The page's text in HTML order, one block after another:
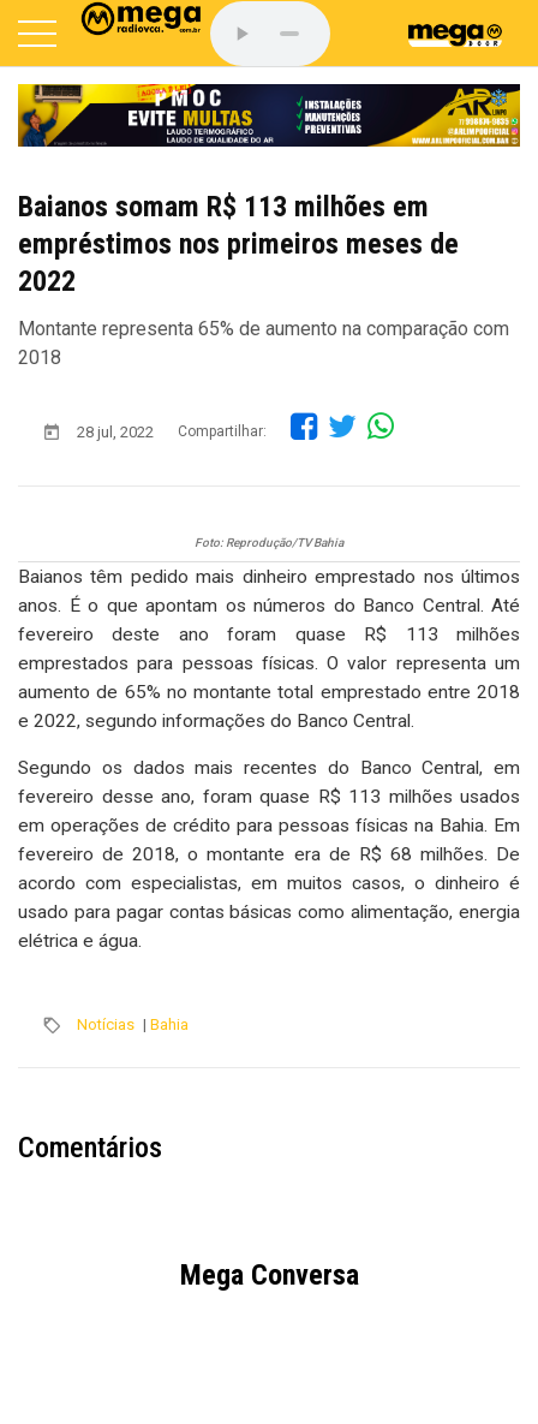
Baianos somam R$ 113 milhões em
empréstimos nos primeiros meses de
2022
Montante representa 65% de aumento na comparação com
2018
28 jul, 2022 Compartilhar:
Foto: Reprodução/TV Bahia
Baianos têm pedido mais dinheiro emprestado nos últimos
anos. É o que apontam os números do Banco Central. Até
fevereiro deste ano foram quase R$ 113 milhões
emprestados para pessoas físicas. O valor representa um
aumento de 65% no montante total emprestado entre 2018
e 2022, segundo informações do Banco Central.
Segundo os dados mais recentes do Banco Central, em
fevereiro desse ano, foram quase R$ 113 milhões usados
em operações de crédito para pessoas físicas na Bahia. Em
fevereiro de 2018, o montante era de R$ 68 milhões. De
acordo com especialistas, em muitos casos, o dinheiro é
usado para pagar contas básicas como alimentação, energia
elétrica e água.
Notícias | Bahia
Comentários
Mega Conversa